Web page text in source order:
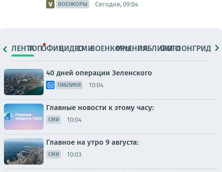
ВОЕНКОРЫ Сегодня, 09:04
ЛЕНТАТОПОФИЦ.ВИДЕОСМИВОЕНКОРЫМНЕНИЯПАБЛИКИ
ФОТОЛОНГРИДЫ
40 дней операции Зеленского
ПАБЛИКИ 10:04
Главные новости к этому часу:
СМИ 10:04
Главное на утро 9 августа:
СМИ 10:03